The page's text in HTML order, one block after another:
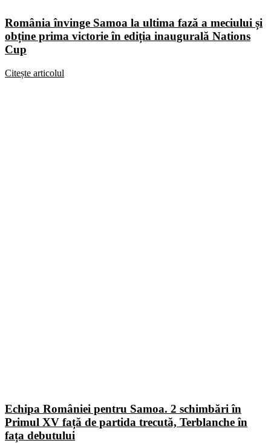
România învinge Samoa la ultima fază a meciului și
obține prima victorie în ediția inaugurală Nations
Cup
Citește articolul
Echipa României pentru Samoa. 2 schimbări în
Primul XV față de partida trecută, Terblanche în
fața debutului